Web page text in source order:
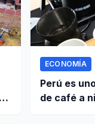
ECONOMÍA
Perú es
de café a